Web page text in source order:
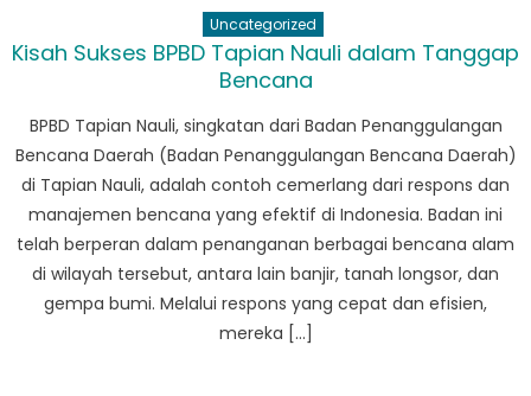
Lumut
Nyawa
Saat
Krisis
Saat
Ini
Uncategorized
Kisah Sukses BPBD Tapian Nauli dalam Tanggap
Bencana
BPBD Tapian Nauli, singkatan dari Badan Penanggulangan
Bencana Daerah (Badan Penanggulangan Bencana Daerah)
di Tapian Nauli, adalah contoh cemerlang dari respons dan
manajemen bencana yang efektif di Indonesia. Badan ini
telah berperan dalam penanganan berbagai bencana alam
di wilayah tersebut, antara lain banjir, tanah longsor, dan
gempa bumi. Melalui respons yang cepat dan efisien,
mereka […]